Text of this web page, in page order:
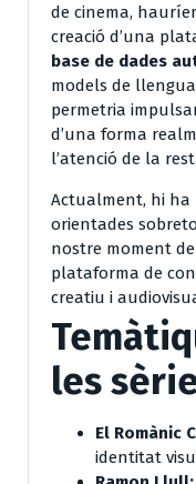
de cinema,
creació d’una
base de dades
models de
permetria
d’una forma
l’atenció de la
Actualment, hi
orientades
nostre moment
plataforma de
creatiu i
les
El Romànic
identitat